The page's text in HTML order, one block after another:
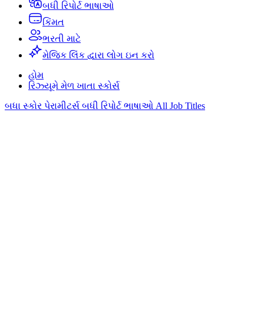
બધી રિપોર્ટ ભાષાઓ
કિંમત
ભરતી માટે
મેજિક લિંક દ્વારા લોગ ઇન કરો
હોમ
રિઝ્યૂમે મેળ ખાતા સ્કોર્સ
બધા સ્કોર પેરામીટર્સ બધી રિપોર્ટ ભાષાઓ All Job Titles